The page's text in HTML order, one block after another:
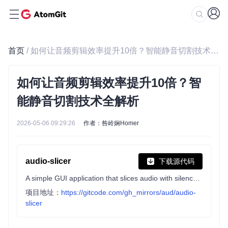
首页 / 如何让音频剪辑效率提升10倍？智能静音切割技术全解析
如何让音频剪辑效率提升10倍？智
能静音切割技术全解析
2026-05-06 09:29:26 作者：咎岭娴Homer
audio-slicer 下载源代码
项目地址： https://gitcode.com/gh_mirrors/aud/audio-
slicer